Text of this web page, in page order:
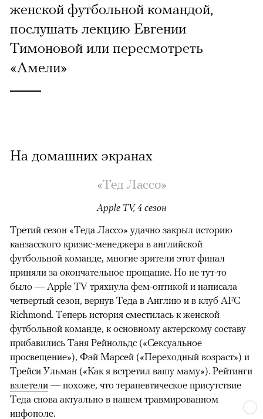
женской футбольной командой,
послушать лекцию Евгении
Тимоновой или пересмотреть
«Амели»
На домашних экранах
«Тед Лассо»
Apple TV, 4 сезон
00:00 / 00:00
Третий сезон «Теда Лассо» удачно закрыл историю
канзасского кризис-менеджера в английской
футбольной команде, многие зрители этот финал
приняли за окончательное прощание. Но не тут-то
было — Apple TV тряхнула фем-оптикой и написала
четвертый сезон, вернув Теда в Англию и в клуб AFC
Richmond. Теперь история сместилась к женской
футбольной команде, к основному актерскому составу
прибавились Таня Рейнольдс («Сексуальное
просвещение»), Фэй Марсей («Переходный возраст») и
Трейси Ульман («Как я встретил вашу маму»). Рейтинги
взлетели — похоже, что терапевтическое присутствие
Теда снова актуально в нашем травмированном
инфополе.